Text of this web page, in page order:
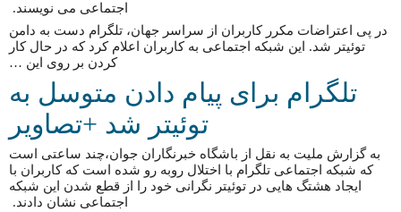
اجتماعی می نویسند.
در پی اعتراضات مکرر کاربران از سراسر جهان، تلگرام دست به دامن
توئیتر شد. این شبکه اجتماعی به کاربران اعلام کرد که در حال کار
کردن بر روی این …
تلگرام برای پیام دادن متوسل به
توئیتر شد +تصاویر
به گزارش ملیت به نقل از باشگاه خبرنگاران جوان،چند ساعتی است
که شبکه اجتماعی تلگرام با اختلال روبه رو شده است که کاربران با
ایجاد هشتگ هایی در توئیتر نگرانی خود را از قطع شدن این شبکه
اجتماعی نشان دادند.